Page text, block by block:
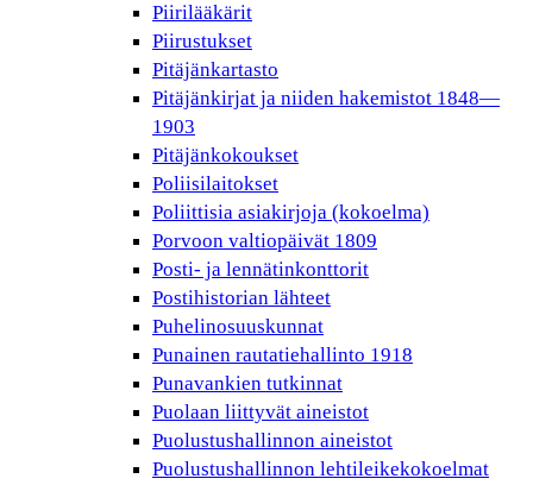
Piirilääkärit
Piirustukset
Pitäjänkartasto
Pitäjänkirjat ja niiden hakemistot 1848—
1903
Pitäjänkokoukset
Poliisilaitokset
Poliittisia asiakirjoja (kokoelma)
Porvoon valtiopäivät 1809
Posti- ja lennätinkonttorit
Postihistorian lähteet
Puhelinosuuskunnat
Punainen rautatiehallinto 1918
Punavankien tutkinnat
Puolaan liittyvät aineistot
Puolustushallinnon aineistot
Puolustushallinnon lehtileikekokoelmat